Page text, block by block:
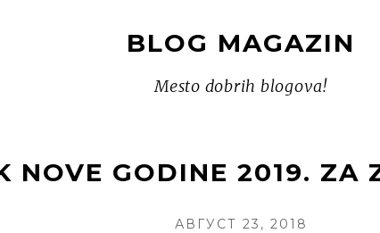
BLOG MAGAZIN
Mesto dobrih blogova!
NOVE GODINE 2019. ZA
POSTED
АВГУСТ 23, 2018